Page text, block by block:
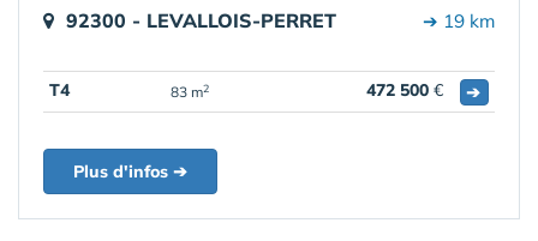
92300 - LEVALLOIS-PERRET ➔ 19 km
T4 83 m2 472 500 € ➔
Plus d'infos ➔